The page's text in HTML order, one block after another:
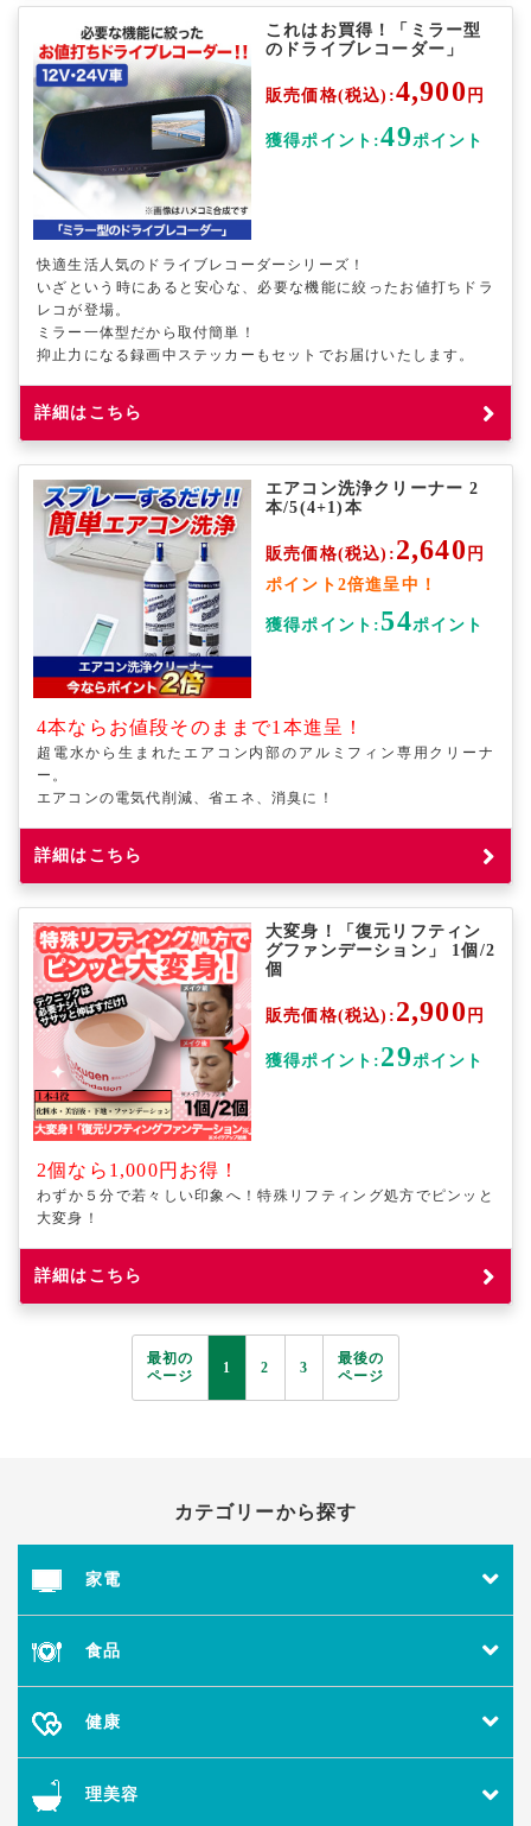
これはお買得！「ミラー型
のドライブレコーダー」
販売価格(税込):4,900 円
獲得ポイント:49ポイント
快適生活人気のドライブレコーダーシリーズ！
いざという時にあると安心な、必要な機能に絞ったお値打ちドラ
レコが登場。
ミラー一体型だから取付簡単！
抑止力になる録画中ステッカーもセットでお届けいたします。
詳細はこちら
エアコン洗浄クリーナー 2
本/5(4+1)本
販売価格(税込): 2,640 円
ポイント2倍進呈中！
獲得ポイント: 54ポイント
4本ならお値段そのままで1本進呈！
超電水から生まれたエアコン内部のアルミフィン専用クリーナ
ー。
エアコンの電気代削減、省エネ、消臭に！
詳細はこちら
大変身！「復元リフティン
グファンデーション」 1個/2
個
販売価格(税込): 2,900 円
獲得ポイント: 29ポイント
2個なら1,000円お得！
わずか５分で若々しい印象へ！特殊リフティング処方でピンッと
大変身！
詳細はこちら
最初の
ページ
1 2 3
最後の
ページ
カテゴリーから探す
家電
食品
健康
理美容